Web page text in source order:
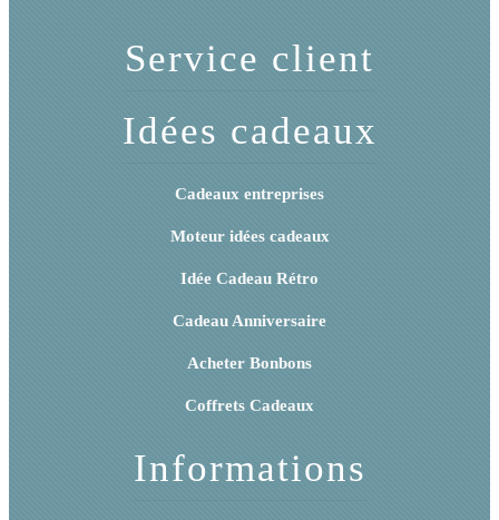
Service client
Idées cadeaux
Cadeaux entreprises
Moteur idées cadeaux
Idée Cadeau Rétro
Cadeau Anniversaire
Acheter Bonbons
Coffrets Cadeaux
Informations